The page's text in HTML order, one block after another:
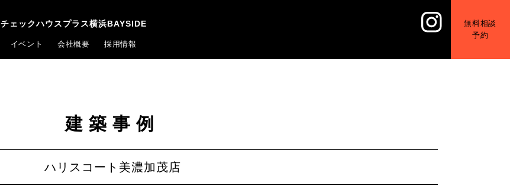
チェックハウスプラス横浜BAYSIDE
イベント 会社概要 採用情報
無料相談
予約
建築事例
ハリスコート美濃加茂店